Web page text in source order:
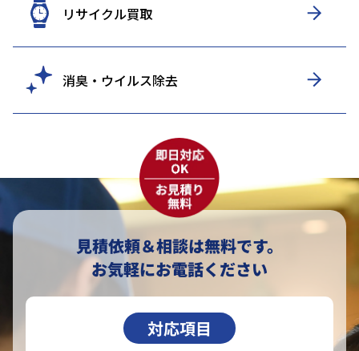
リサイクル買取
消臭・ウイルス除去
見積依頼＆相談は無料です。
お気軽にお電話ください
対応項目